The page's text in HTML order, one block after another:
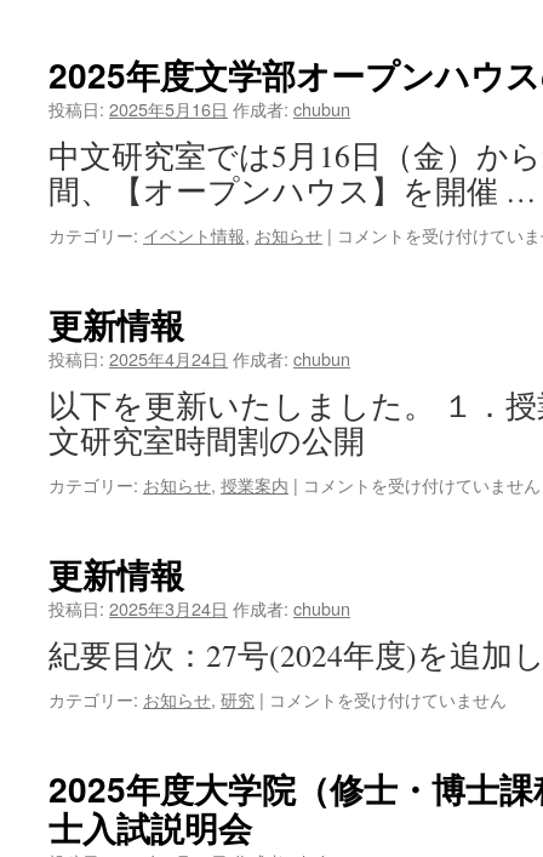
学
院
士・
博
士
課
程）
学
士
入
試
明
2025年度文学部オープンハウ
投稿日: 2025年5月16日 作成者: chubun
中文研究室では5月16日（金）か
間、【オープンハウス】を開催 …
カテゴリー: イベント情報, お知らせ | 2025
部
ー
プ
ン
ハ
ウ
ら
せ
は
コメントを受け付けてい
更新情報
投稿日: 2025年4月24日 作成者: chubun
以下を更新いたしました。 １．
文研究室時間割の公開
カテゴリー: お知らせ, 授業案内 | 更
コメントを受け付けていません
更新情報
投稿日: 2025年3月24日 作成者: chubun
紀要目次：27号(2024年度)を追加
カテゴリー: お知らせ, 研究 | 更
報
は
コメントを受け付けていません
2025年度大学院（修士・博士
士入試説明会